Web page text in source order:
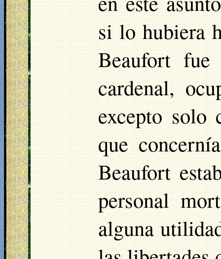
si lo hubiera
Beaufort
cardenal,
excepto solo
que
Beaufort
personal
alguna